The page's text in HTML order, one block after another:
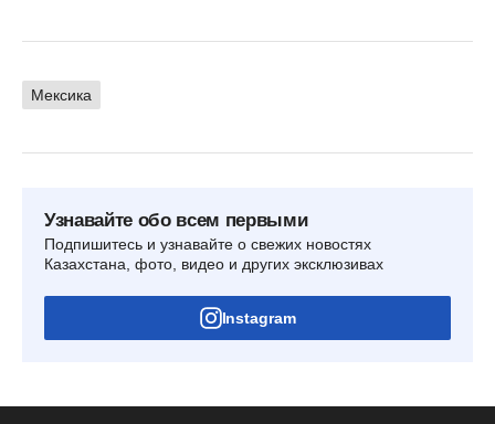
Мексика
Узнавайте обо всем первыми
Подпишитесь и узнавайте о свежих новостях
Казахстана, фото, видео и других эксклюзивах
Instagram